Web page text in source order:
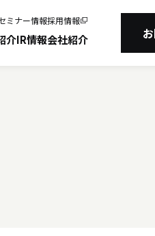
ミナー情報採用情報
介IR情報会社紹介
契約締結